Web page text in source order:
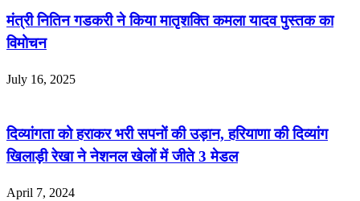
मंत्री नितिन गडकरी ने किया मातृशक्ति कमला यादव पुस्तक का
विमोचन
July 16, 2025
दिव्यांगता को हराकर भरी सपनों की उड़ान, हरियाणा की दिव्यांग
खिलाड़ी रेखा ने नेशनल खेलों में जीते 3 मेडल
April 7, 2024